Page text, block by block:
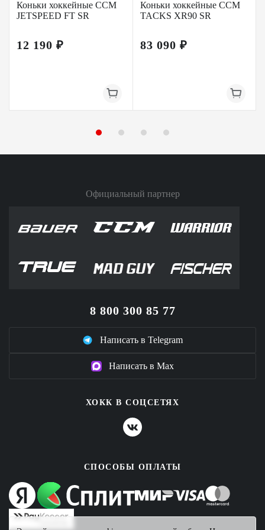
Коньки хоккейные CCM
JETSPEED FT SR
12 190 ₽
Коньки хоккейные CCM
TACKS XR90 SR
83 090 ₽
Официальный партнер
8 800 300 85 77
Написать в Telegram
Написать в Max
ХОКК В СОЦСЕТЯХ
СПОСОБЫ ОПЛАТЫ